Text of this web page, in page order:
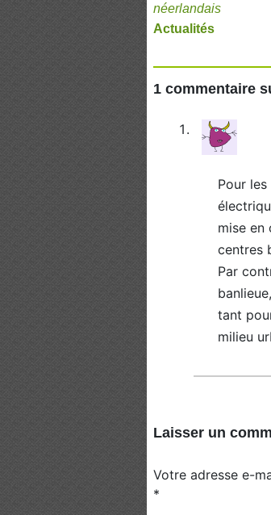
néerlandais
Actualités
1 commentaire
Pour
mise
centres
Par
tant
milieu
Laisser un
Votre adresse e-
*